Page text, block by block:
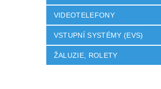
VIDEOTELEFONY
VSTUPNÍ SYSTÉMY (EVS)
ŽALUZIE, ROLETY